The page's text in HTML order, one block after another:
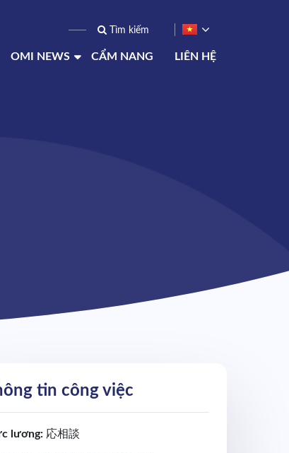
OMI NEWS CẨM NANG LIÊN HỆ
tin công việc
lương:応相談